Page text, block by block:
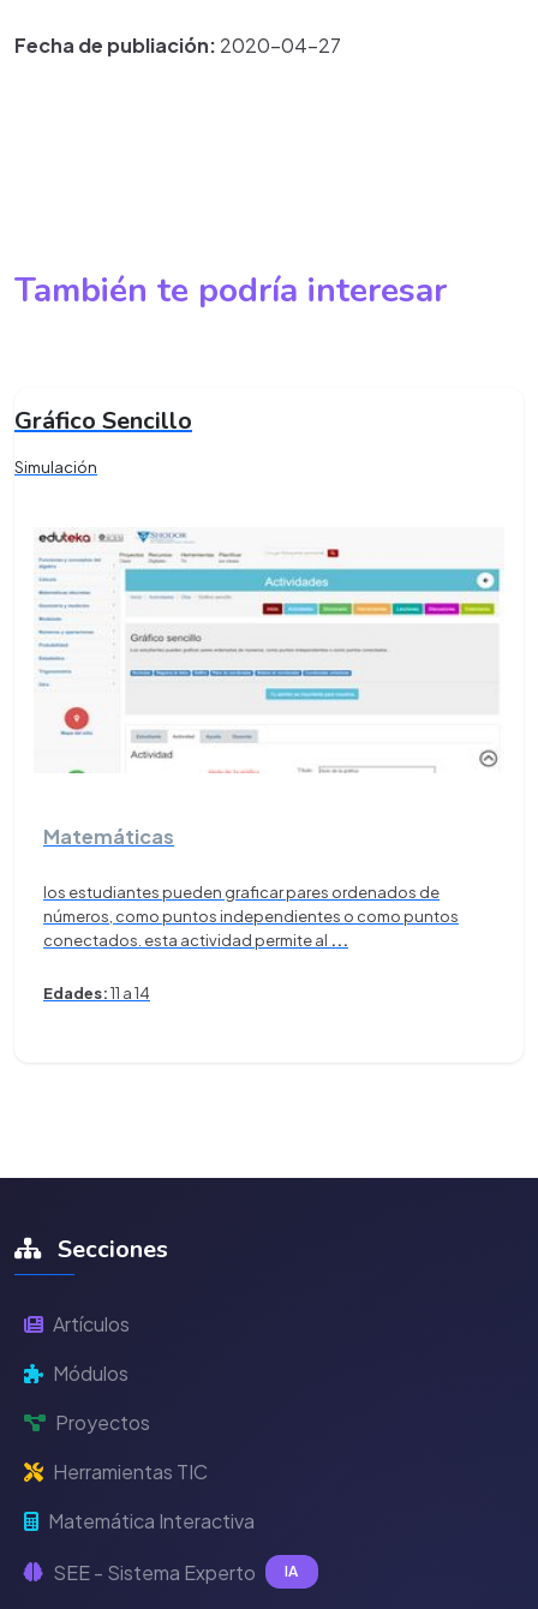
Fecha de publiación: 2020-04-27
También te podría interesar
Gráfico Sencillo
Simulación
Matemáticas
los estudiantes pueden graficar pares ordenados de
números, como puntos independientes o como puntos
conectados. esta actividad permite al ...
Edades:11 a 14
Secciones
Artículos
Módulos
Proyectos
Herramientas TIC
Matemática Interactiva
SEE - Sistema Experto IA